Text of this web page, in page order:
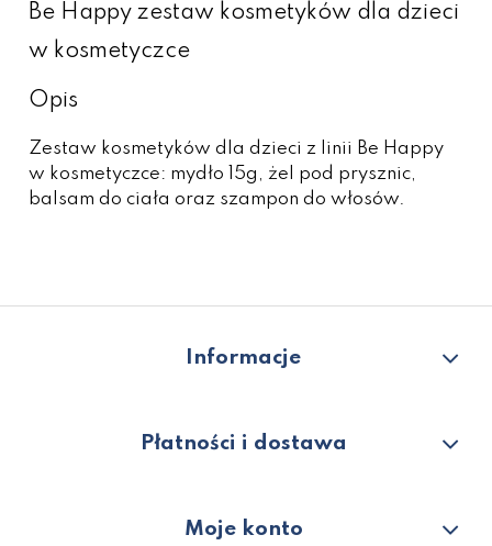
Be Happy zestaw kosmetyków dla dzieci
w kosmetyczce
Opis
Zestaw kosmetyków dla dzieci z linii Be Happy
w kosmetyczce: mydło 15g, żel pod prysznic,
balsam do ciała oraz szampon do włosów.
Informacje
Płatności i dostawa
Moje konto